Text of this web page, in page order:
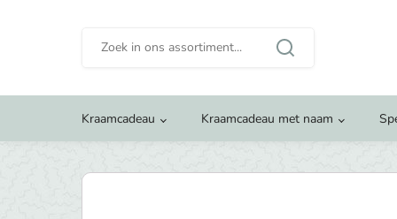
Zoeken
Kraamcadeau Kraamcadeau met naam